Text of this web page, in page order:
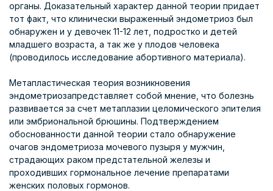
органы. Доказательный характер данной теории придает
тот факт, что клинически выраженный эндометриоз был
обнаружен и у девочек 11-12 лет, подростко и детей
младшего возраста, а так же у плодов человека
(проводилось исследование абортивного материала).
Метапластическая теория возникновения
эндометриозапредставляет собой мнение, что болезнь
развивается за счет метаплазии целомического эпителия
или эмбриональной брюшины. Подтверждением
обоснованности данной теории стало обнаружение
очагов эндометриоза мочевого пузыря у мужчин,
страдающих раком предстательной железы и
проходивших гормональное лечение препаратами
женских половых гормонов.